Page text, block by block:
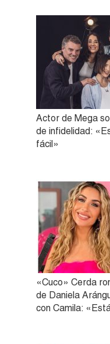
Actor de Mega
de infidelidad:
fácil»
«Cuco» Cerda
de Daniela
con Camila: